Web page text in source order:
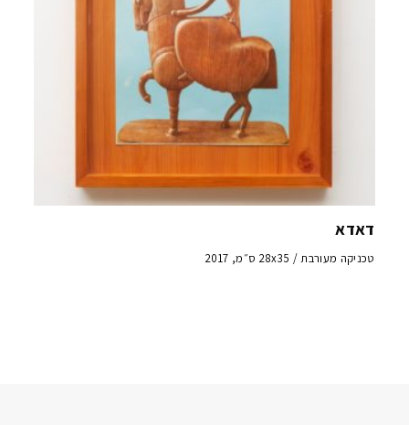
דאדא
טכניקה מעורבת / 28x35 ס״מ, 2017